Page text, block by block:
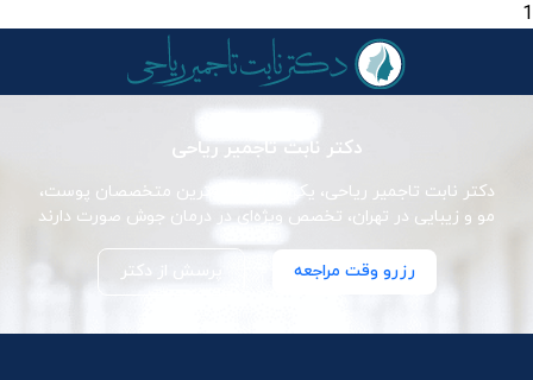
1
دکتر نابت تاجمیر ریاحی
دکتر نابت تاجمیر ریاحی، یکی از برجسته‌ترین متخصصان پوست،
مو و زیبایی در تهران، تخصص ویژه‌ای در درمان جوش صورت دارند
رزرو وقت مراجعه پرسش از دکتر